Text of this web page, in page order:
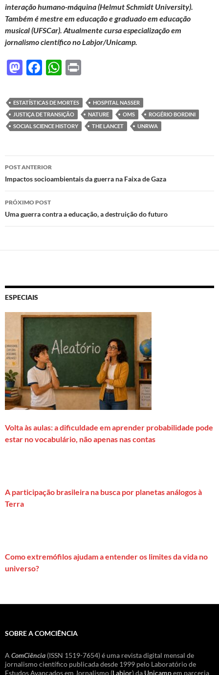
interação humano-máquina (Helmut Schmidt University).
Também é mestre em educação e graduado em educação
musical (UFSCar). Atualmente cursa especialização em
jornalismo científico no Labjor/Unicamp.
M
to
d
o
F
e
b
o
k
W
at
s
A
p
nt
ESTATÍSTICAS DE MORTES
HOSPITAL NASSER
JUSTIÇA DE TRANSIÇÃO
NATURE OMS
ROGÉRIO BORDINI
SOCIAL SCIENCE HISTORY
THE LANCET UNRWA
Navegação
de
posts
POST ANTERIOR
Impactos socioambientais da guerra na Faixa de Gaza
PRÓXIMO POST
Uma guerra contra a educação, a destruição do futuro
ESPECIAIS
Volta às aulas: a dificuldade em aprender probabilidade pode
estar no vocabulário, não apenas nas contas
A participação brasileira na busca por planetas análogos à
Terra
Como extremófilos ajudam a entender os limites da vida no
universo?
SOBRE A COMCIÊNCIA
A ComCiência (ISSN 1519-7654) é uma revista digital mensal de
jornalismo científico publicada desde 1999 pelo Laboratório de
Estudos Avançados em Jornalismo (Labjor) da Unicampem parceria